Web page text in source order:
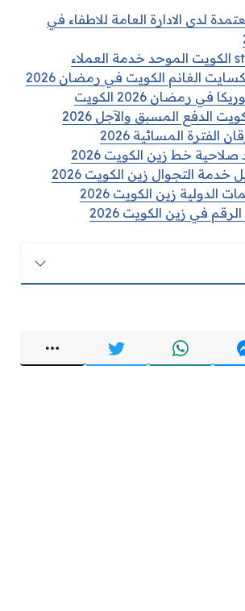
لدى الادارة العامة للاطفاء في
الغانم الكويت في رمضان 2026
في رمضان 2026 الكويت
الدفع المسبق والآجل 2026
الفترة المسائية 2026
خط زين الكويت 2026
التجوال زين الكويت 2026
الدولية زين الكويت 2026
في زين الكويت 2026